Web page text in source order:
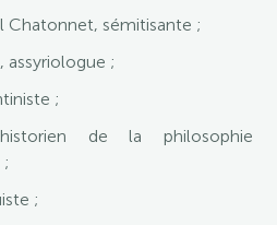
Chatonnet, sémitisante ;
assyriologue ;
;
de la philosophie
;